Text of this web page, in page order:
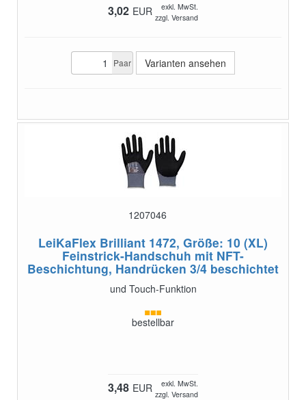
3,02 EUR
exkl. MwSt.
zzgl. Versand
Paar Varianten ansehen
1207046
LeiKaFlex Brilliant 1472, Größe: 10 (XL)
Feinstrick-Handschuh mit NFT-
Beschichtung, Handrücken 3/4 beschichtet
und Touch-Funktion
bestellbar
3,48 EUR
exkl. MwSt.
zzgl. Versand